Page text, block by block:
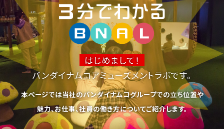
はじめまして！
バンダイナムコアミューズメントラボです。
本ページでは当社のバンダイナムコグループでの立ち位置や
魅力、お仕事、社員の働き方についてご紹介します。